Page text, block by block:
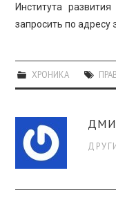
Института
запросить по адресу
ХРОНИКА